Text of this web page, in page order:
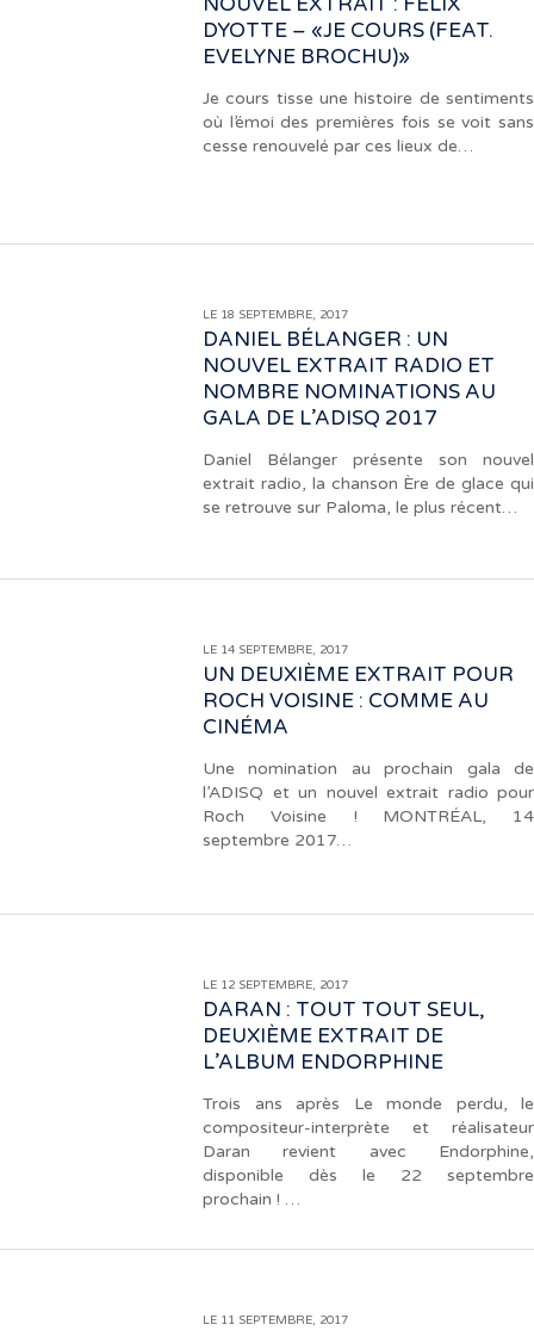
DYOTTE – «JE COURS (FEAT.
EVELYNE BROCHU)»
Je cours tisse une histoire de sentiments
où l’émoi des premières fois se voit sans
cesse renouvelé par ces lieux de…
LE 18 SEPTEMBRE, 2017
DANIEL BÉLANGER : UN
NOUVEL EXTRAIT RADIO ET
NOMBRE NOMINATIONS AU
GALA DE L’ADISQ 2017
Daniel Bélanger présente son nouvel
extrait radio, la chanson Ère de glace qui
se retrouve sur Paloma, le plus récent…
LE 14 SEPTEMBRE, 2017
UN DEUXIÈME EXTRAIT POUR
ROCH VOISINE : COMME AU
CINÉMA
Une nomination au prochain gala de
l’ADISQ et un nouvel extrait radio pour
Roch Voisine ! MONTRÉAL, 14
septembre 2017…
LE 12 SEPTEMBRE, 2017
DARAN : TOUT TOUT SEUL,
DEUXIÈME EXTRAIT DE
L’ALBUM ENDORPHINE
Trois ans après Le monde perdu, le
compositeur-interprète et réalisateur
Daran revient avec Endorphine,
disponible dès le 22 septembre
prochain ! …
LE 11 SEPTEMBRE, 2017